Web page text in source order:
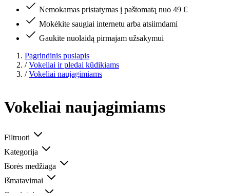
Nemokamas pristatymas į paštomatą nuo 49 €
Mokėkite saugiai internetu arba atsiimdami
Gaukite nuolaidą pirmajam užsakymui
Pagrindinis puslapis
/ Vokeliai ir pledai kūdikiams
/ Vokeliai naujagimiams
Vokeliai naujagimiams
Filtruoti
Kategorija
Išorės medžiaga
Išmatavimai